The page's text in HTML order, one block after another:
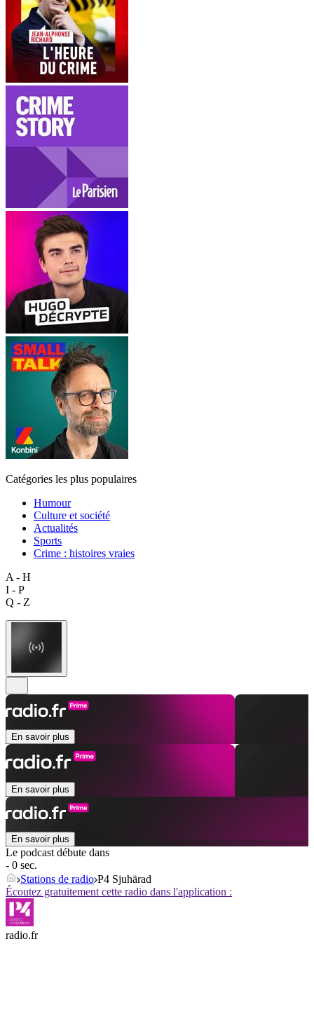
Catégories les plus populaires
Humour
Culture et société
Actualités
Sports
Crime : histoires vraies
A - H
I - P
Q - Z
En savoir plus
En savoir plus
En savoir plus
Le podcast débute dans
- 0 sec.
Stations de radio P4 Sjuhärad
Écoutez gratuitement cette radio dans l'application :
radio.fr